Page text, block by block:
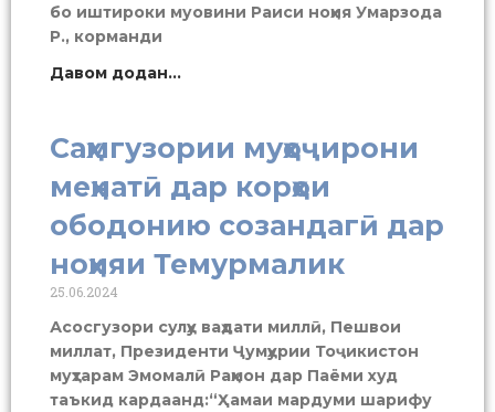
бо иштироки муовини Раиси ноҳия Умарзода
Р., корманди
Давом додан...
Саҳмгузории муҳоҷирони
меҳнатӣ дар корҳои
ободонию созандагӣ дар
ноҳияи Темурмалик
25.06.2024
Асосгузори сулҳу ваҳдати миллӣ, Пешвои
миллат, Президенти Ҷумҳурии Тоҷикистон
муҳтарам Эмомалӣ Раҳмон дар Паёми худ
таъкид кардаанд:“Ҳамаи мардуми шарифу